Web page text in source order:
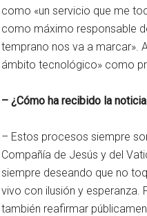
como «un servicio que me
como máximo responsable
temprano nos va a marcar».
ámbito tecnológico» como
– ¿Cómo ha recibido la
– Estos procesos siempre
Compañía de Jesús y del
siempre deseando que no
vivo con ilusión y
también reafirmar